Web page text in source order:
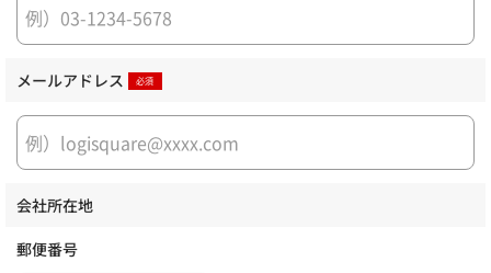
メールアドレス
会社所在地
郵便番号